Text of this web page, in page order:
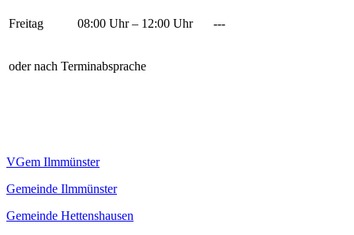
Freitag 08:00 Uhr – 12:00 Uhr ---
oder nach Terminabsprache
VGem Ilmmünster
Gemeinde Ilmmünster
Gemeinde Hettenshausen